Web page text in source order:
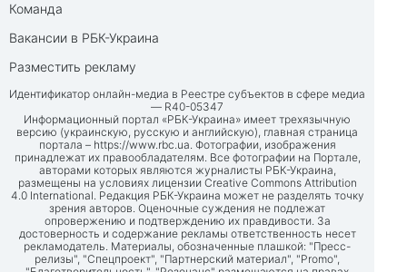
Команда
Вакансии в РБК-Украина
Разместить рекламу
Идентификатор онлайн-медиа в Реестре субъектов в сфере медиа
— R40-05347
Информационный портал «РБК-Украина» имеет трехязычную
версию (украинскую, русскую и английскую), главная страница
портала – https://www.rbc.ua. Фотографии, изображения
принадлежат их правообладателям. Все фотографии на Портале,
авторами которых являются журналисты РБК-Украина,
размещены на условиях лицензии Creative Commons Attribution
4.0 International. Редакция РБК-Украина может не разделять точку
зрения авторов. Оценочные суждения не подлежат
опровержению и подтверждению их правдивости. За
достоверность и содержание рекламы ответственность несет
рекламодатель. Материалы, обозначенные плашкой: "Пресс-
релизы", "Спецпроект", "Партнерский материал", "Promo",